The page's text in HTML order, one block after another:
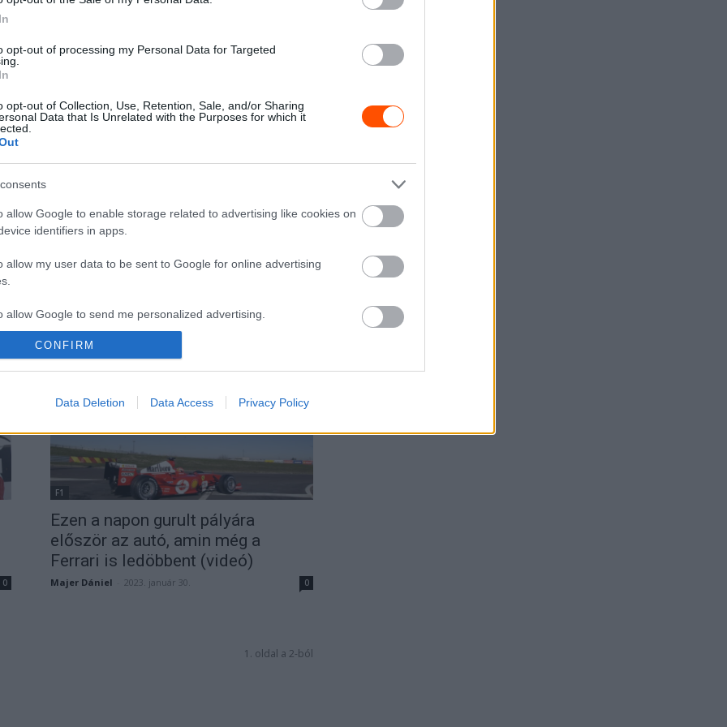
opt-out of processing my Personal Data for Targeted
opt-out of Collection, Use, Retention, Sale, and/or Sharing
Data that Is Unrelated with the Purposes for which it
allow Google to enable storage related to advertising like cookies on
identifiers in apps.
allow my user data to be sent to Google for online advertising
allow Google to send me personalized advertising.
allow Google to enable storage related to analytics like cookies on
identifiers in apps.
allow Google to enable storage related to functionality of the website
allow Google to enable storage related to personalization.
allow Google to enable storage related to security, including
CONFIRM
Data Deletion Data Access Privacy Policy
0
25 éves lett Schumacher egyik
napon aratott a Hungaroringen
Majer Dániel - 2023. augusztus 16. 0
német később beismerte a
szándékosságot
Majer Dániel - 2023. május 27.
0
F1
Ezen a napon gurult pályára
először az autó, amin még a
Ferrari is ledöbbent (videó)
Majer Dániel 2023. január 30. 0
1. oldal a 2-ból